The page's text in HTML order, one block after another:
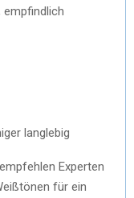
langlebig
Experten
für ein